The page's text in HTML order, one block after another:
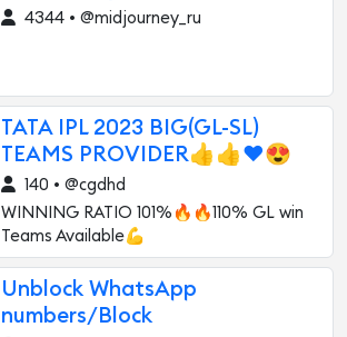
4344 • @midjourney_ru
TATA IPL 2023 BIG(GL-SL)
TEAMS PROVIDER👍👍❤️😍
140 • @cgdhd
WINNING RATIO 101%🔥🔥110% GL win
Teams Available💪
Unblock WhatsApp
numbers/Block